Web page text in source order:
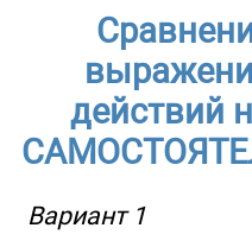
действий
Вариант 1